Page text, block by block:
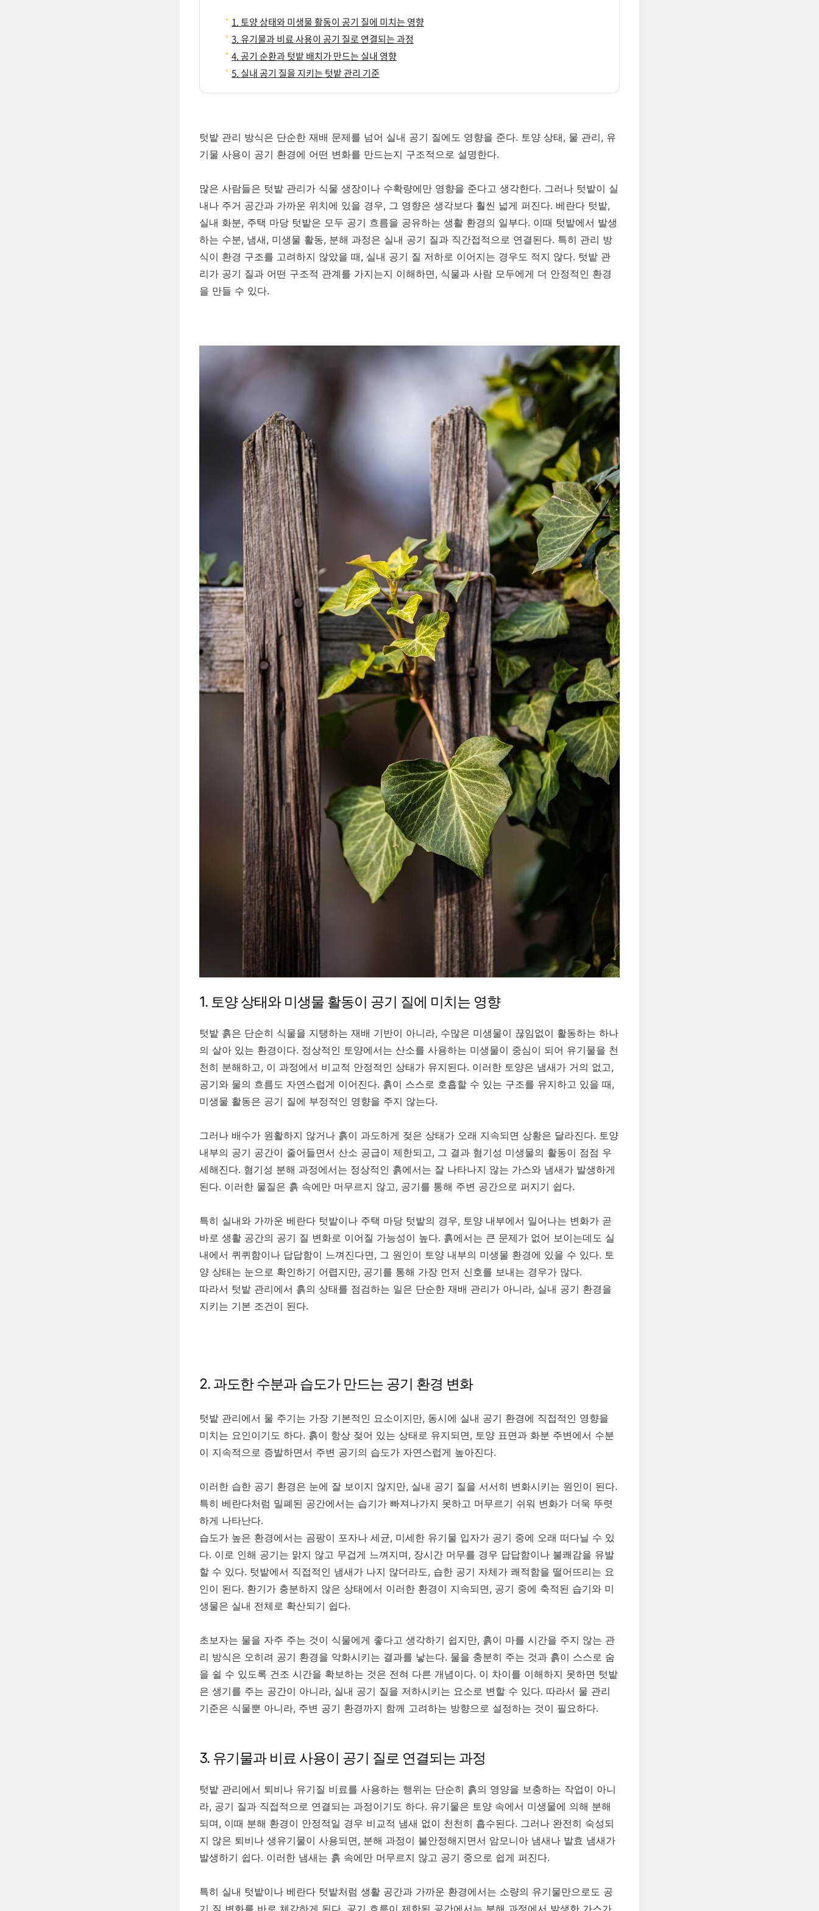
1. 토양 상태와 미생물 활동이 공기 질에 미치는 영향
3. 유기물과 비료 사용이 공기 질로 연결되는 과정
4. 공기 순환과 텃밭 배치가 만드는 실내 영향
5. 실내 공기 질을 지키는 텃밭 관리 기준
텃밭 관리 방식은 단순한 재배 문제를 넘어 실내 공기 질에도 영향을 준다. 토양 상태, 물 관리, 유
기물 사용이 공기 환경에 어떤 변화를 만드는지 구조적으로 설명한다.
많은 사람들은 텃밭 관리가 식물 생장이나 수확량에만 영향을 준다고 생각한다. 그러나 텃밭이 실
내나 주거 공간과 가까운 위치에 있을 경우, 그 영향은 생각보다 훨씬 넓게 퍼진다. 베란다 텃밭,
실내 화분, 주택 마당 텃밭은 모두 공기 흐름을 공유하는 생활 환경의 일부다. 이때 텃밭에서 발생
하는 수분, 냄새, 미생물 활동, 분해 과정은 실내 공기 질과 직간접적으로 연결된다. 특히 관리 방
식이 환경 구조를 고려하지 않았을 때, 실내 공기 질 저하로 이어지는 경우도 적지 않다. 텃밭 관
리가 공기 질과 어떤 구조적 관계를 가지는지 이해하면, 식물과 사람 모두에게 더 안정적인 환경
을 만들 수 있다.
1. 토양 상태와 미생물 활동이 공기 질에 미치는 영향
텃밭 흙은 단순히 식물을 지탱하는 재배 기반이 아니라, 수많은 미생물이 끊임없이 활동하는 하나
의 살아 있는 환경이다. 정상적인 토양에서는 산소를 사용하는 미생물이 중심이 되어 유기물을 천
천히 분해하고, 이 과정에서 비교적 안정적인 상태가 유지된다. 이러한 토양은 냄새가 거의 없고,
공기와 물의 흐름도 자연스럽게 이어진다. 흙이 스스로 호흡할 수 있는 구조를 유지하고 있을 때,
미생물 활동은 공기 질에 부정적인 영향을 주지 않는다.
그러나 배수가 원활하지 않거나 흙이 과도하게 젖은 상태가 오래 지속되면 상황은 달라진다. 토양
내부의 공기 공간이 줄어들면서 산소 공급이 제한되고, 그 결과 혐기성 미생물의 활동이 점점 우
세해진다. 혐기성 분해 과정에서는 정상적인 흙에서는 잘 나타나지 않는 가스와 냄새가 발생하게
된다. 이러한 물질은 흙 속에만 머무르지 않고, 공기를 통해 주변 공간으로 퍼지기 쉽다.
특히 실내와 가까운 베란다 텃밭이나 주택 마당 텃밭의 경우, 토양 내부에서 일어나는 변화가 곧
바로 생활 공간의 공기 질 변화로 이어질 가능성이 높다. 흙에서는 큰 문제가 없어 보이는데도 실
내에서 퀴퀴함이나 답답함이 느껴진다면, 그 원인이 토양 내부의 미생물 환경에 있을 수 있다. 토
양 상태는 눈으로 확인하기 어렵지만, 공기를 통해 가장 먼저 신호를 보내는 경우가 많다.
따라서 텃밭 관리에서 흙의 상태를 점검하는 일은 단순한 재배 관리가 아니라, 실내 공기 환경을
지키는 기본 조건이 된다.
2. 과도한 수분과 습도가 만드는 공기 환경 변화
텃밭 관리에서 물 주기는 가장 기본적인 요소이지만, 동시에 실내 공기 환경에 직접적인 영향을
미치는 요인이기도 하다. 흙이 항상 젖어 있는 상태로 유지되면, 토양 표면과 화분 주변에서 수분
이 지속적으로 증발하면서 주변 공기의 습도가 자연스럽게 높아진다.
이러한 습한 공기 환경은 눈에 잘 보이지 않지만, 실내 공기 질을 서서히 변화시키는 원인이 된다.
특히 베란다처럼 밀폐된 공간에서는 습기가 빠져나가지 못하고 머무르기 쉬워 변화가 더욱 뚜렷
하게 나타난다.
습도가 높은 환경에서는 곰팡이 포자나 세균, 미세한 유기물 입자가 공기 중에 오래 떠다닐 수 있
다. 이로 인해 공기는 맑지 않고 무겁게 느껴지며, 장시간 머무를 경우 답답함이나 불쾌감을 유발
할 수 있다. 텃밭에서 직접적인 냄새가 나지 않더라도, 습한 공기 자체가 쾌적함을 떨어뜨리는 요
인이 된다. 환기가 충분하지 않은 상태에서 이러한 환경이 지속되면, 공기 중에 축적된 습기와 미
생물은 실내 전체로 확산되기 쉽다.
초보자는 물을 자주 주는 것이 식물에게 좋다고 생각하기 쉽지만, 흙이 마를 시간을 주지 않는 관
리 방식은 오히려 공기 환경을 악화시키는 결과를 낳는다. 물을 충분히 주는 것과 흙이 스스로 숨
을 쉴 수 있도록 건조 시간을 확보하는 것은 전혀 다른 개념이다. 이 차이를 이해하지 못하면 텃밭
은 생기를 주는 공간이 아니라, 실내 공기 질을 저하시키는 요소로 변할 수 있다. 따라서 물 관리
기준은 식물뿐 아니라, 주변 공기 환경까지 함께 고려하는 방향으로 설정하는 것이 필요하다.
3. 유기물과 비료 사용이 공기 질로 연결되는 과정
텃밭 관리에서 퇴비나 유기질 비료를 사용하는 행위는 단순히 흙의 영양을 보충하는 작업이 아니
라, 공기 질과 직접적으로 연결되는 과정이기도 하다. 유기물은 토양 속에서 미생물에 의해 분해
되며, 이때 분해 환경이 안정적일 경우 비교적 냄새 없이 천천히 흡수된다. 그러나 완전히 숙성되
지 않은 퇴비나 생유기물이 사용되면, 분해 과정이 불안정해지면서 암모니아 냄새나 발효 냄새가
발생하기 쉽다. 이러한 냄새는 흙 속에만 머무르지 않고 공기 중으로 쉽게 퍼진다.
특히 실내 텃밭이나 베란다 텃밭처럼 생활 공간과 가까운 환경에서는 소량의 유기물만으로도 공